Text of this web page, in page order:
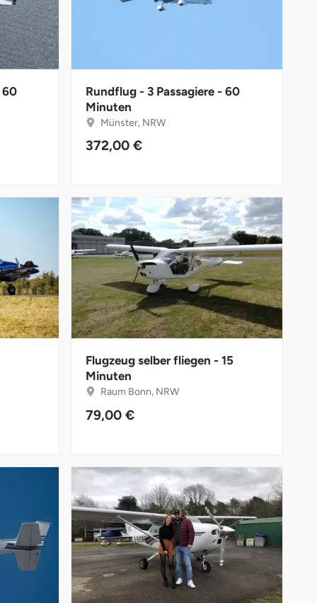
60
Rundflug - 3 Passagiere - 60
Minuten
Münster, NRW
372,00 €
Flugzeug selber fliegen - 15
Minuten
Raum Bonn, NRW
79,00 €